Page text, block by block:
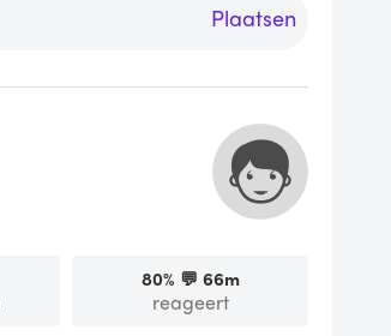
Plaatsen
80% 💬 66m
reageert